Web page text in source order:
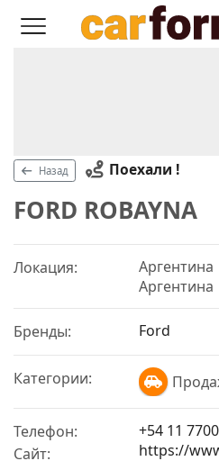
Назад Поехали !
FORD ROBAYNA
Локация:
Аргентина
Аргентина
Бренды: Ford
Категории:
Телефон:
Сайт:
+54 11
https://